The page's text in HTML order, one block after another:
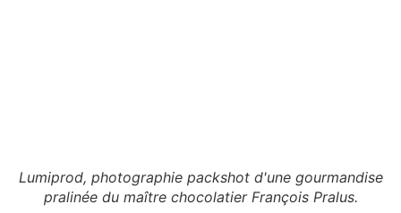
Lumiprod, photographie packshot d'une gourmandise
pralinée du maître chocolatier François Pralus.